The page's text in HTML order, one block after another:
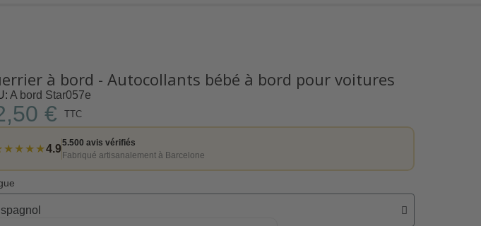
à bord - Autocollants bébé à bord pour voitures
A bord Star057e
€ TTC
4.9
5.500 avis vérifiés
Fabriqué artisanalement à Barcelone